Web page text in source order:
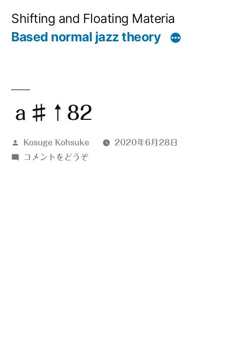
Shifting and Floating Materia
Based normal jazz theory
ａ♯↑82
投
稿
Kosuge Kohsuke
2020年6月28日
コメントをどうぞ(ａ